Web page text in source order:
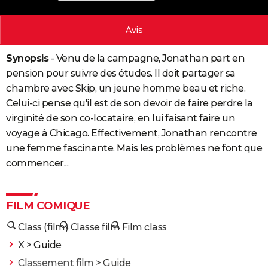
PHOTO
BONS PLANS
CARTE DE VOEUX
Carte de Noël
Carte Bonne année
Carte Saint-Valentin
Carte Pâques
Carte d'anniversaire
DICTIONNAIRE
Dictionnaire
Biographies
Citations
Expressions
Proverbes
PROGRAMME TV
COPAINS D'AVANT
FORUM
Bricolage
Lifestyle
Culture
Sport
Auto
Television
Voyage
Cinema
Avis
Synopsis- Venu de la campagne, Jonathan part en
pension pour suivre des études. Il doit partager sa
chambre avec Skip, un jeune homme beau et riche.
Celui-ci pense qu'il est de son devoir de faire perdre la
virginité de son co-locataire, en lui faisant faire un
voyage à Chicago. Effectivement, Jonathan rencontre
une femme fascinante. Mais les problèmes ne font que
commencer...
FILM COMIQUE
Class (film) Classe film Film class
X > Guide
Classement film > Guide